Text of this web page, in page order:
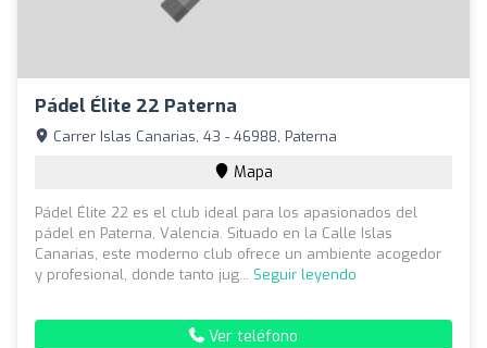
Pádel Élite 22 Paterna
Carrer Islas Canarias, 43 - 46988, Paterna
Mapa
Pádel Élite 22 es el club ideal para los apasionados del
pádel en Paterna, Valencia. Situado en la Calle Islas
Canarias, este moderno club ofrece un ambiente acogedor
y profesional, donde tanto jug... Seguir leyendo
Ver teléfono